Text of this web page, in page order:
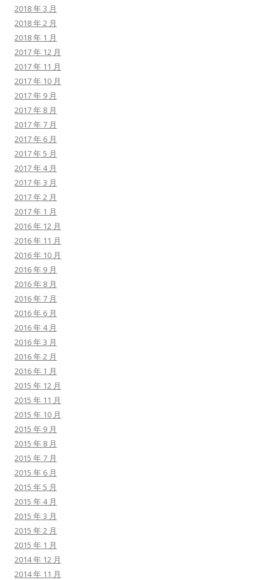
2018 年 3 月
2018 年 2 月
2018 年 1 月
2017 年 12 月
2017 年 11 月
2017 年 10 月
2017 年 9 月
2017 年 8 月
2017 年 7 月
2017 年 6 月
2017 年 5 月
2017 年 4 月
2017 年 3 月
2017 年 2 月
2017 年 1 月
2016 年 12 月
2016 年 11 月
2016 年 10 月
2016 年 9 月
2016 年 8 月
2016 年 7 月
2016 年 6 月
2016 年 4 月
2016 年 3 月
2016 年 2 月
2016 年 1 月
2015 年 12 月
2015 年 11 月
2015 年 10 月
2015 年 9 月
2015 年 8 月
2015 年 7 月
2015 年 6 月
2015 年 5 月
2015 年 4 月
2015 年 3 月
2015 年 2 月
2015 年 1 月
2014 年 12 月
2014 年 11 月